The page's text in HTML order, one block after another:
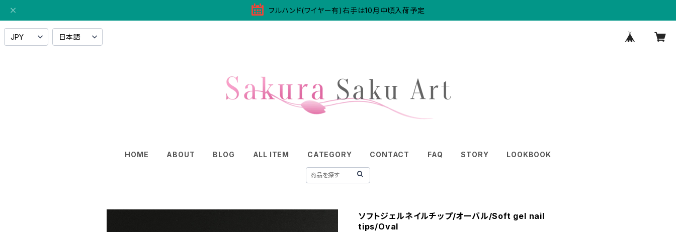
フルハンド(ワイヤー有)右手は10月中頃入荷予定
HOME ABOUT BLOG ALL ITEM CATEGORY CONTACT FAQ STORY LOOKBOOK
ソフトジェルネイルチップ/オーバル/Soft gel nail
tips/Oval